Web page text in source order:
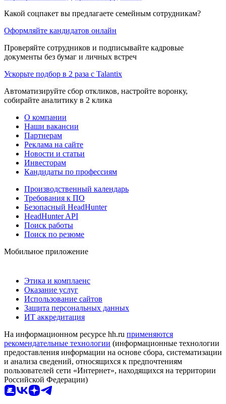
Какой соцпакет вы предлагаете семейным сотрудникам?
Оформляйте кандидатов онлайн
Проверяйте сотрудников и подписывайте кадровые
документы без бумаг и личных встреч
Ускорьте подбор в 2 раза с Talantix
Автоматизируйте сбор откликов, настройте воронку,
собирайте аналитику в 2 клика
О компании
Наши вакансии
Партнерам
Реклама на сайте
Новости и статьи
Инвесторам
Кандидаты по профессиям
Производственный календарь
Требования к ПО
Безопасный HeadHunter
HeadHunter API
Поиск работы
Поиск по резюме
Мобильное приложение
Этика и комплаенс
Оказание услуг
Использование сайтов
Защита персональных данных
ИТ аккредитация
На информационном ресурсе hh.ru применяются
рекомендательные технологии (информационные технологии
предоставления информации на основе сбора, систематизации
и анализа сведений, относящихся к предпочтениям
пользователей сети «Интернет», находящихся на территории
Российской Федерации)